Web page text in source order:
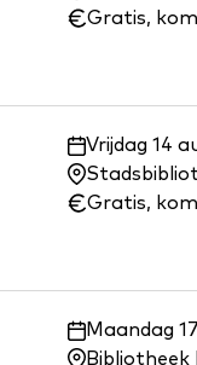
wanneer:
Gratis,
Waar
en
wanneer:
Vrijdag 14
Gratis,
Waar
en
Maandag
Bibliotheek